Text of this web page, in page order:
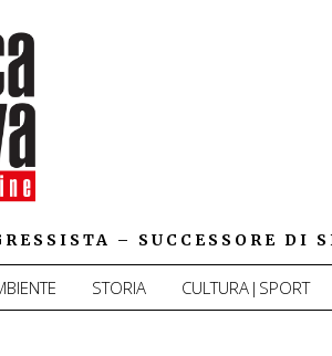
– SUCCESSORE DI
STORIA CULTURA|SPORT